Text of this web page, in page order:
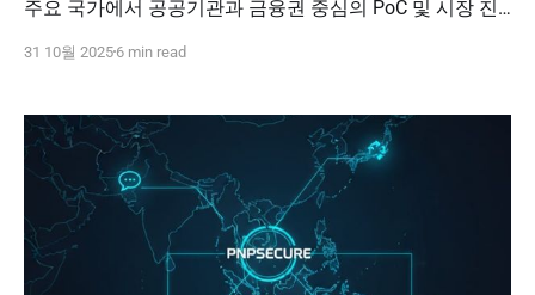
주요 국가에서 공공기관과 금융권 중심의 PoC 및 시장 진
31 10월 2025 6 min read